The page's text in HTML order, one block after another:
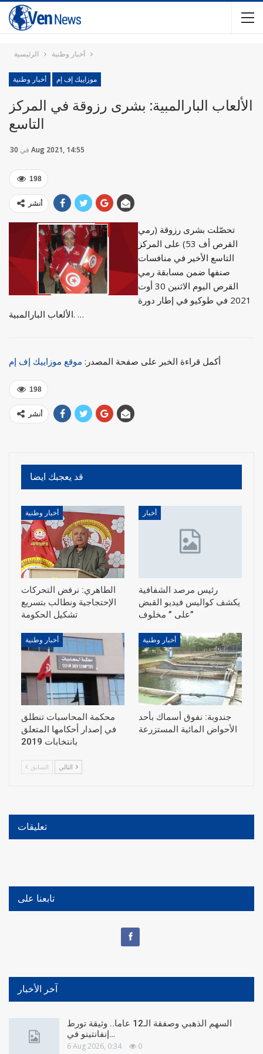
الرئيسية أخبار وطنية
أخبار وطنية موزاييك إف إم
الألعاب البارالمبية: بشرى رزوقة في المركز
التاسع
في 30 Aug 2021, 14:55
198
أنشر
تحصّلت بشرى رزوقة (رمي
القرص أف 53) على المركز
التاسع الأخير في منافسات
صنفها ضمن مسابقة رمي
القرص اليوم الاثنين 30 أوت
2021 في طوكيو في إطار دورة
الألعاب البارالمبية. …
أكمل قراءة الخبر على صفحة المصدر: موقع موزاييك إف إم
198
أنشر
قد يعجبك ايضا
أخبار وطنية
الطاهري: نرفض التحركات
الإحتجاجية ونطالب بتسريع
أخبار
رئيس مرصد الشفافية
يكشف كواليس فيديو القبض
على ” مخلوف”
أخبار وطنية
محكمة المحاسبات تنطلق
في إصدار أحكامها المتعلق
بانتخابات 2019
أخبار وطنية
جندوبة: نفوق أسماك بأحد
الأحواض المائية المستزرعة
السابق
تعليقات
تابعنا على
آخر الأخبار
السهم الذهبي وصفقة الـ12 عاما.. وثيقة تورط
إنفانتينو في…
6 Aug 2026, 0:34 0